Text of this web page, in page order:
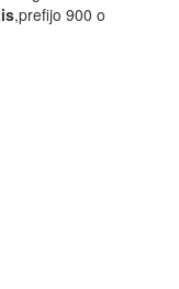
,prefijo 900 o